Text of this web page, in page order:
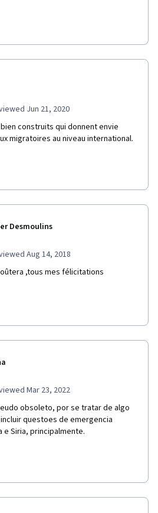
Jun 21, 2020
construits qui donnent envie
migratoires au niveau international.
Desmoulins
Aug 14, 2018
,tous mes félicitations
Mar 23, 2022
obsoleto, por se tratar de algo
questoes de emergencia
e Siria, principalmente.